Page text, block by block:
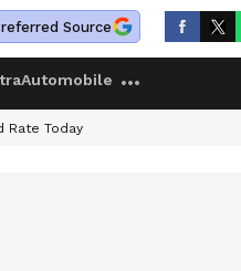
Source
Automobile
Rate Today